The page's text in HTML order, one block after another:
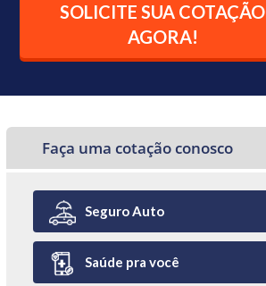
SOLICITE SUA COTAÇÃO
AGORA!
Faça uma cotação conosco
Seguro Auto
Saúde pra você